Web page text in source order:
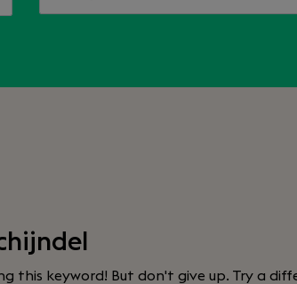
this keyword! But don't give up. Try a